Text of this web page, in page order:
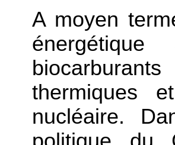
A moyen
thermiques
nucléaire.